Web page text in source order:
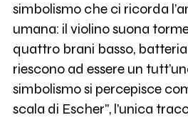
simbolismo che ci ricorda
umana: il violino suona
quattro brani basso,
riescono ad essere un
simbolismo si percepisce
scala di Escher", l'unica